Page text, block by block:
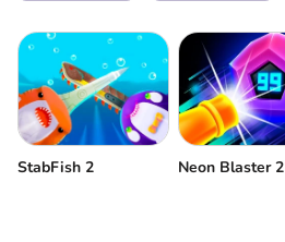
StabFish 2 Neon Blaster 2